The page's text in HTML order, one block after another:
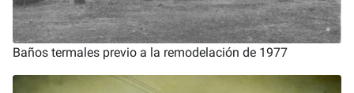
Baños termales previo a la remodelación de 1977